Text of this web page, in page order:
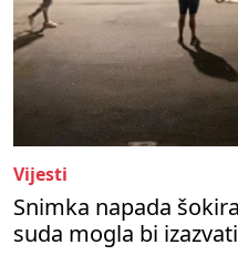
Vijesti
Snimka napada
suda mogla bi